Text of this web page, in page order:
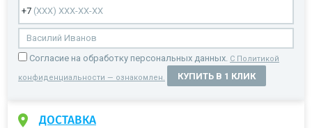
Cогласие на обработку персональных данных. С Политикой
конфиденциальности — ознакомлен. КУПИТЬ В 1 КЛИК
ДОСТАВКА